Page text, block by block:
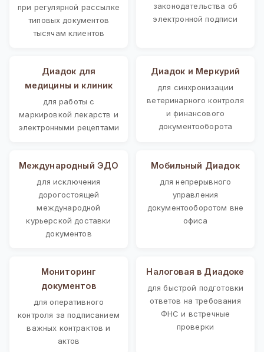
при регулярной рассылке
типовых документов
тысячам клиентов
законодательства об
электронной подписи
Диадок для
медицины и клиник
для работы с
маркировкой лекарств и
электронными рецептами
Диадок и Меркурий
для синхронизации
ветеринарного контроля
и финансового
документооборота
Международный ЭДО
для исключения
дорогостоящей
международной
курьерской доставки
документов
Мобильный Диадок
для непрерывного
управления
документооборотом вне
офиса
Мониторинг
документов
для оперативного
контроля за подписанием
важных контрактов и
актов
Налоговая в Диадоке
для быстрой подготовки
ответов на требования
ФНС и встречные
проверки